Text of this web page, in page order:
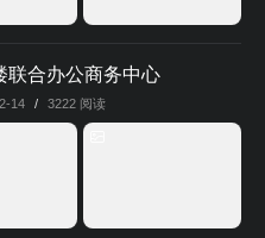
联合办公商务中心
14 / 3222 阅读